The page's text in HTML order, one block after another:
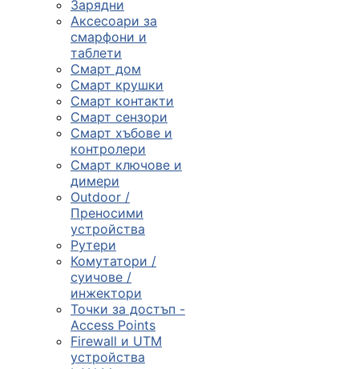
Зарядни
Аксесоари за
смарфони и
таблети
Смарт дом
Смарт крушки
Смарт контакти
Смарт сензори
Смарт хъбове и
контролери
Смарт ключове и
димери
Outdoor /
Преносими
устройства
Рутери
Комутатори /
суичове /
инжектори
Точки за достъп -
Access Points
Firewall и UTM
устройства